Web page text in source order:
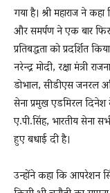
गया है। श्री महाराज ने
और समर्पण ने एक बार फिर
प्रतिबद्धता को प्रदर्शित
नरेन्द्र मोदी, रक्षा मंत्री
डोभाल, सीडीएस जनरल
सेना प्रमुख एडमिरल दिनेश
ए.पी.सिंह, भारतीय सेना
हुए बधाई दी है।
उन्होंने कहा कि आपरेशन